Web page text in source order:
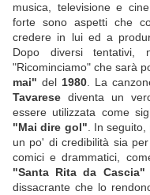
musica, televisione e
forte sono aspetti che
credere in lui ed a
Dopo diversi tentativi,
"Ricominciamo" che sarà
mai" del 1980 . La
Tavarese diventa un
essere utilizzata come
"Mai dire gol" . In
un po' di credibilità sia
comici e drammatici,
"Santa Rita da Cascia"
dissacrante che lo